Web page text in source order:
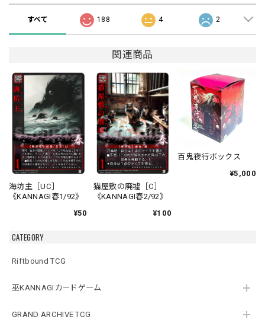
CATEGORY
Riftbound TCG
巫KANNAGIカードゲーム
GRAND ARCHIVE TCG
すべて 188 4 2
関連商品
海坊主［UC］
《KANNAGI春1/92》
¥50
猫屋敷の廃墟［C］
《KANNAGI春2/92》
¥100
百鬼夜行ボックス
¥5,000